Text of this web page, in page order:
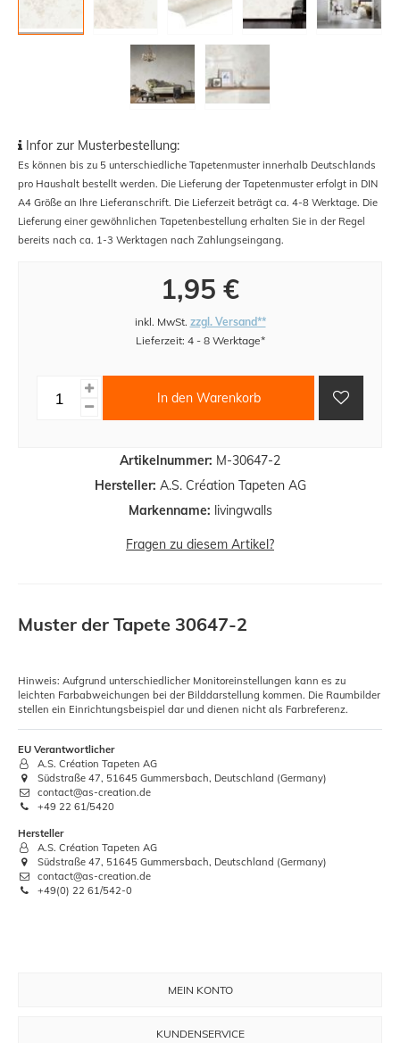
Artikelnummer: M-30647-2
Hersteller: A.S. Création Tapeten AG
Markenname: livingwalls
Infor zur Musterbestellung:
Es können bis zu 5 unterschiedliche Tapetenmuster innerhalb Deutschlands
pro Haushalt bestellt werden. Die Lieferung der Tapetenmuster erfolgt in DIN
A4 Größe an Ihre Lieferanschrift. Die Lieferzeit beträgt ca. 4-8 Werktage. Die
Lieferung einer gewöhnlichen Tapetenbestellung erhalten Sie in der Regel
bereits nach ca. 1-3 Werktagen nach Zahlungseingang.
1,95 €
inkl. MwSt. zzgl. Versand**
Lieferzeit: 4 - 8 Werktage*
In den Warenkorb
Fragen zu diesem Artikel?
Muster der Tapete 30647-2
Hinweis: Aufgrund unterschiedlicher Monitoreinstellungen kann es zu
leichten Farbabweichungen bei der Bilddarstellung kommen. Die Raumbilder
stellen ein Einrichtungsbeispiel dar und dienen nicht als Farbreferenz.
EU Verantwortlicher
A.S. Création Tapeten AG
Südstraße 47, 51645 Gummersbach, Deutschland (Germany)
contact@as-creation.de
+49 22 61/5420
Hersteller
A.S. Création Tapeten AG
Südstraße 47, 51645 Gummersbach, Deutschland (Germany)
contact@as-creation.de
+49(0) 22 61/542-0
MEIN KONTO
KUNDENSERVICE